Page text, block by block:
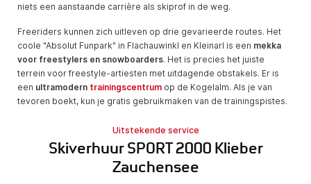
niets een aanstaande carrière als skiprof in de weg.
Freeriders kunnen zich uitleven op drie gevarieerde routes. Het
coole "Absolut Funpark" in Flachauwinkl en Kleinarl is een mekka
voor freestylers en snowboarders. Het is precies het juiste
terrein voor freestyle-artiesten met uitdagende obstakels. Er is
een ultramodern trainingscentrum op de Kogelalm. Als je van
tevoren boekt, kun je gratis gebruikmaken van de trainingspistes.
Uitstekende service
Skiverhuur SPORT 2000 Klieber
Zauchensee